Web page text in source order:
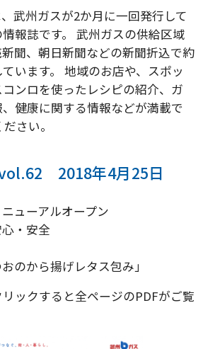
武州ガスが2か月に一回発行して
報誌です。 武州ガスの供給区域
聞、朝日新聞などの新聞折込で約
います。 地域のお店や、スポッ
コンロを使ったレシピの紹介、ガ
健康に関する情報などが満載で
さい。
2018年4月25日
ューアルオープン
・安全
のから揚げレタス包み」
ックすると全ページのPDFがご覧